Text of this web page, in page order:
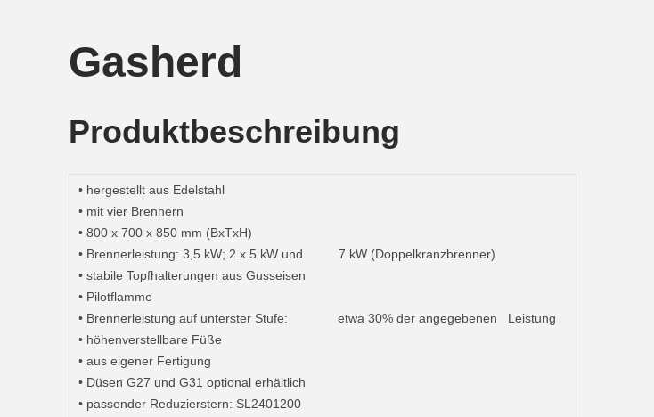
Gasherd
Produktbeschreibung
• hergestellt aus Edelstahl
• mit vier Brennern
• 800 x 700 x 850 mm (BxTxH)
• Brennerleistung: 3,5 kW; 2 x 5 kW und 7 kW (Doppelkranzbrenner)
• stabile Topfhalterungen aus Gusseisen
• Pilotflamme
• Brennerleistung auf unterster Stufe: etwa 30% der angegebenen Leistung
• höhenverstellbare Füße
• aus eigener Fertigung
• Düsen G27 und G31 optional erhältlich
• passender Reduzierstern: SL2401200